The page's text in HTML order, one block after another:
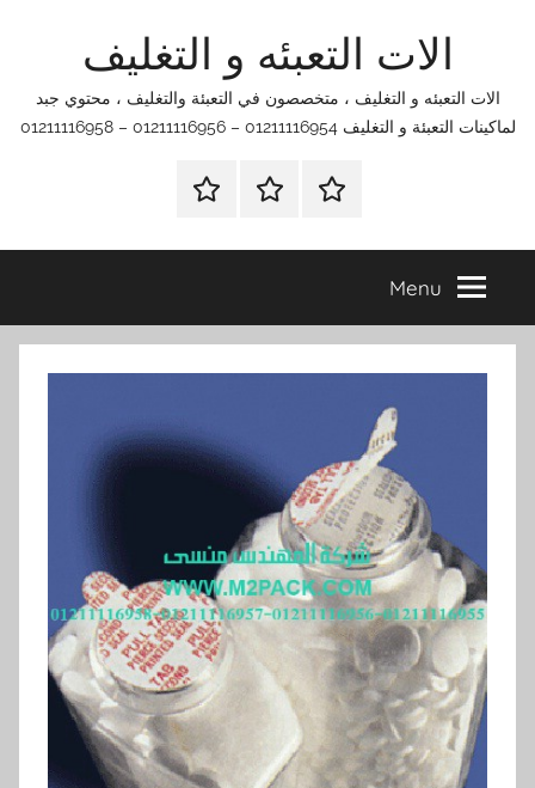
الات التعبئه و التغليف
الات التعبئه و التغليف ، متخصصون في التعبئة والتغليف ، محتوي جبد
لماكينات التعبئة و التغليف 01211116954 – 01211116956 – 01211116958
الرئيسيةاتصل
اتـصـل
في
التي
Menu